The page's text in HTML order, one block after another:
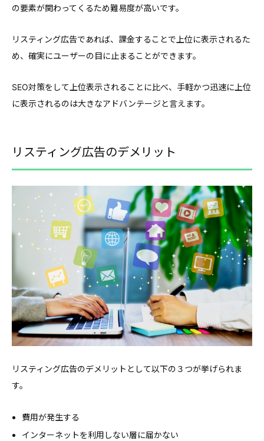
の要素が関わってくるため難易度が高いです。
リスティング広告であれば、課金することで上位に表示されるた
め、確実にユーザーの目に止まることができます。
SEO対策をして上位表示されることに比べ、手軽かつ迅速に上位
に表示されるのは大きなアドバンテージと言えます。
リスティング広告のデメリット
リスティング広告のデメリットとして以下の３つが挙げられま
す。
費用が発生する
インターネットを利用しない層に届かない